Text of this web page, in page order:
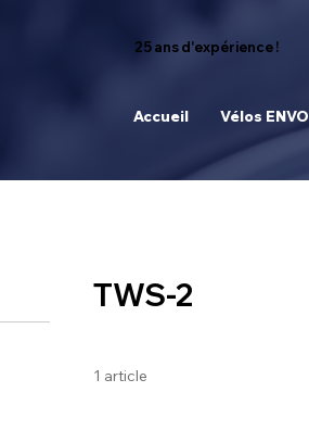
25 ans d'expérience !
Accueil Vélos ENVO
TWS-2
1 article